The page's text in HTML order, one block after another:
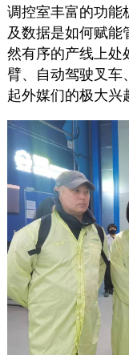
调控室丰富的功能
及数据是如何赋能
然有序的产线上处
臂、自动驾驶叉
起外媒们的极大兴